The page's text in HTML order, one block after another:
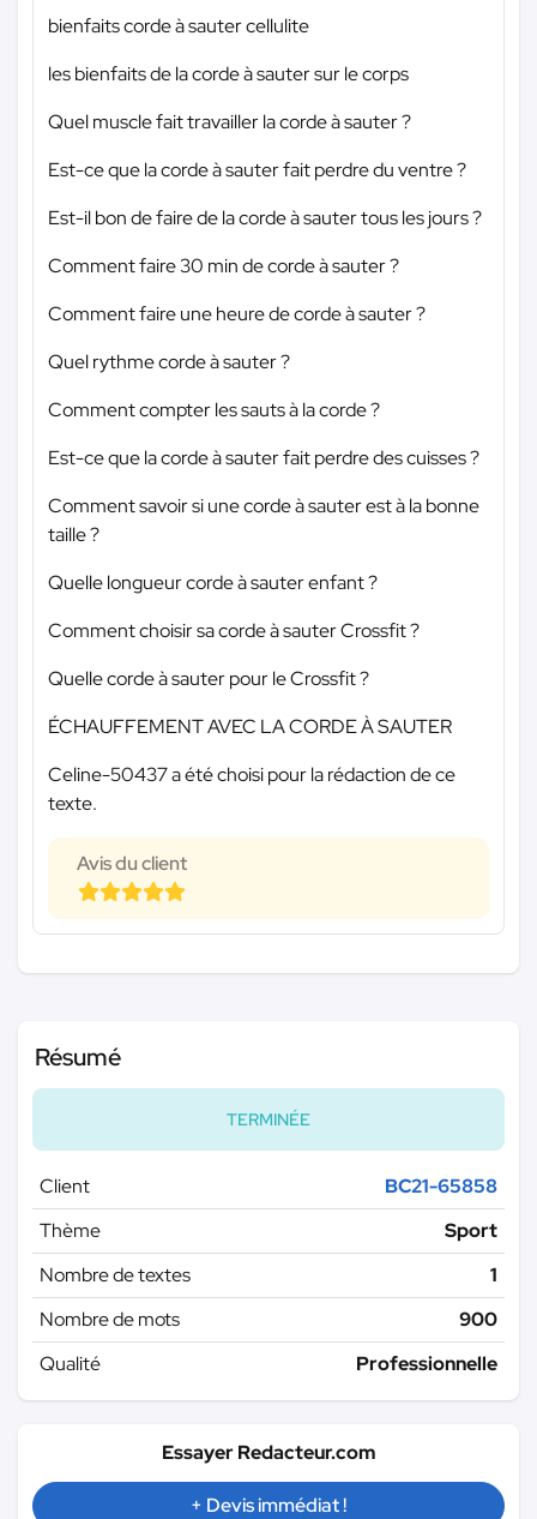
bienfaits corde à sauter cellulite
les bienfaits de la corde à sauter sur le corps
Quel muscle fait travailler la corde à sauter ?
Est-ce que la corde à sauter fait perdre du ventre ?
Est-il bon de faire de la corde à sauter tous les jours ?
Comment faire 30 min de corde à sauter ?
Comment faire une heure de corde à sauter ?
Quel rythme corde à sauter ?
Comment compter les sauts à la corde ?
Est-ce que la corde à sauter fait perdre des cuisses ?
Comment savoir si une corde à sauter est à la bonne
taille ?
Quelle longueur corde à sauter enfant ?
Comment choisir sa corde à sauter Crossfit ?
Quelle corde à sauter pour le Crossfit ?
ÉCHAUFFEMENT AVEC LA CORDE À SAUTER
Celine-50437 a été choisi pour la rédaction de ce
texte.
Avis du client
Résumé
TERMINÉE
Client
BC21-65858
Thème
Sport
Nombre de textes
1
Nombre de mots
900
Qualité
Professionnelle
Essayer Redacteur.com
+ Devis immédiat !